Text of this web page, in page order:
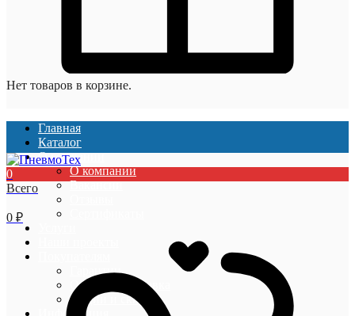
Нет товаров в корзине.
Главная
Каталог
О компании
О компании
Вакансии
Гарантии
Оплата и доставка
Акции и скидки
0
Всего
0 ₽